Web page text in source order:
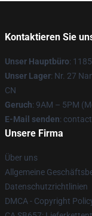
Kontaktieren Sie
Unser Hauptbüro:
Unser Lager: Nr. 27
CN
Geruch: 9AM – 5PM
E-Mail senden:
Unsere Firma
Über uns
Allgemeine
Datenschutzrichtlinien
DMCA - Copyright